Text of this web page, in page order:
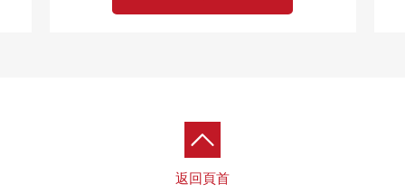
返回頁首